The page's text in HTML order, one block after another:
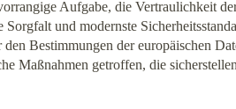
Aufgabe, die Vertraulichkeit
und modernste
Bestimmungen der europäischen
Maßnahmen getroffen, die